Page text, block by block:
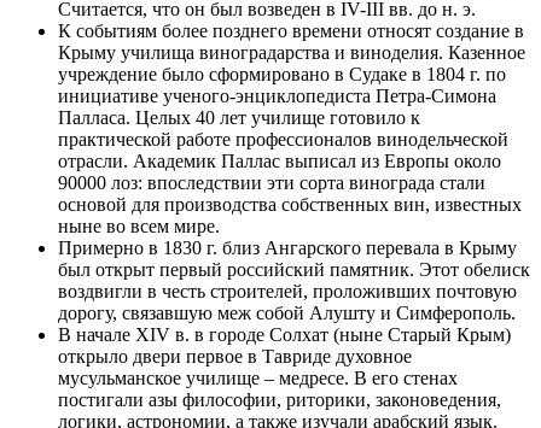
Считается, что он был возведен в IV-III вв. до н. э.
К событиям более позднего времени относят создание в
Крыму училища виноградарства и виноделия. Казенное
учреждение было сформировано в Судаке в 1804 г. по
инициативе ученого-энциклопедиста Петра-Симона
Палласа. Целых 40 лет училище готовило к
практической работе профессионалов винодельческой
отрасли. Академик Паллас выписал из Европы около
90000 лоз: впоследствии эти сорта винограда стали
основой для производства собственных вин, известных
ныне во всем мире.
Примерно в 1830 г. близ Ангарского перевала в Крыму
был открыт первый российский памятник. Этот обелиск
воздвигли в честь строителей, проложивших почтовую
дорогу, связавшую меж собой Алушту и Симферополь.
В начале XIV в. в городе Солхат (ныне Старый Крым)
открыло двери первое в Тавриде духовное
мусульманское училище – медресе. В его стенах
постигали азы философии, риторики, законоведения,
логики, астрономии, а также изучали арабский язык.